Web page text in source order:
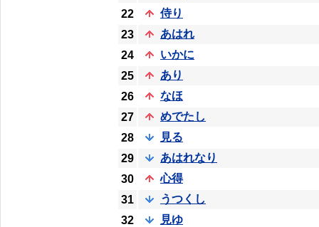
22
侍り
23
あはれ
24
いかに
25
あり
26
なほ
27
めでたし
28
見る
29
あはれなり
30
心得
31
うつくし
32
見ゆ